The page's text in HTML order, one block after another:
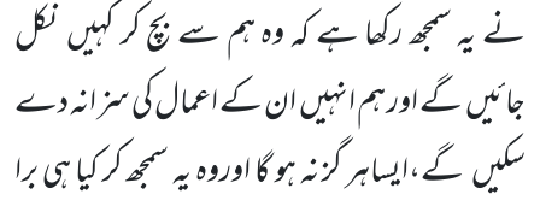
نے یہ سمجھ رکھا ہے کہ وہ ہم سے بچ کر کہیں نکل
جائیں گے اور ہم انہیں ان کے اعمال کی سز انہ دے
سکیں گے،ایساہر گز نہ ہو گا اوروہ یہ سمجھ کر کیا ہی برا